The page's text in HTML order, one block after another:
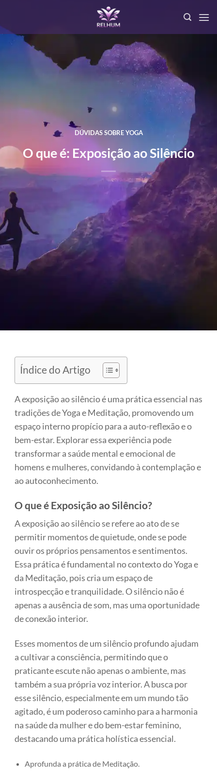
DÚVIDAS SOBRE YOGA
O que é: Exposição ao Silêncio
Índice do Artigo
A exposição ao silêncio é uma prática essencial nas
tradições de Yoga e Meditação, promovendo um
espaço interno propício para a auto-reflexão e o
bem-estar. Explorar essa experiência pode
transformar a saúde mental e emocional de
homens e mulheres, convidando à contemplação e
ao autoconhecimento.
O que é Exposição ao Silêncio?
A exposição ao silêncio se refere ao ato de se
permitir momentos de quietude, onde se pode
ouvir os próprios pensamentos e sentimentos.
Essa prática é fundamental no contexto do Yoga e
da Meditação, pois cria um espaço de
introspecção e tranquilidade. O silêncio não é
apenas a ausência de som, mas uma oportunidade
de conexão interior.
Esses momentos de um silêncio profundo ajudam
a cultivar a consciência, permitindo que o
praticante escute não apenas o ambiente, mas
também a sua própria voz interior. A busca por
esse silêncio, especialmente em um mundo tão
agitado, é um poderoso caminho para a harmonia
na saúde da mulher e do bem-estar feminino,
destacando uma prática holística essencial.
Aprofunda a prática de Meditação.